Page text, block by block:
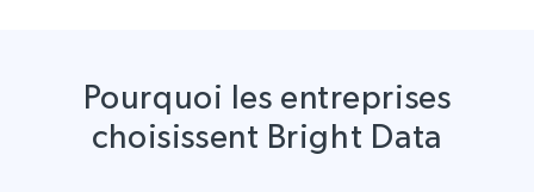
Pourquoi les entreprises
choisissent Bright Data